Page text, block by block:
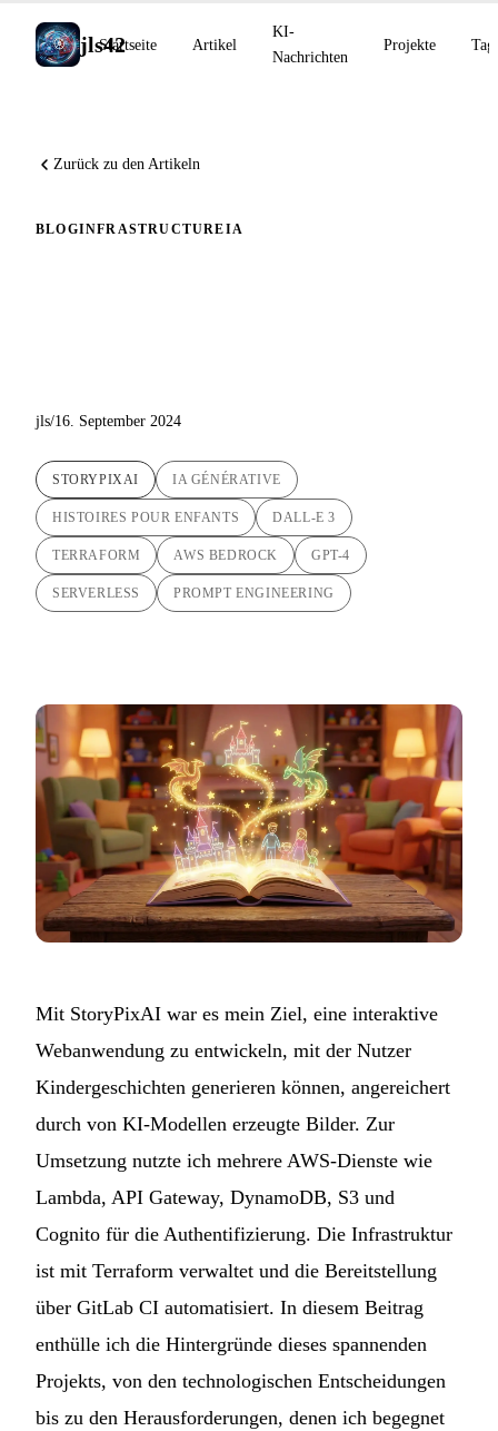
jls42
Startseite Artikel
KI-
Nachrichten
Projekte
Zurück zu den Artikeln
BLOGINFRASTRUCTUREIA
jls/16. September 2024
STORYPIXAI IA GÉNÉRATIVE
HISTOIRES POUR ENFANTS DALL-E 3
TERRAFORM AWS BEDROCK GPT-4
SERVERLESS PROMPT ENGINEERING
Mit StoryPixAI war es mein Ziel, eine interaktive
Webanwendung zu entwickeln, mit der Nutzer
Kindergeschichten generieren können, angereichert
durch von KI-Modellen erzeugte Bilder. Zur
Umsetzung nutzte ich mehrere AWS-Dienste wie
Lambda, API Gateway, DynamoDB, S3 und
Cognito für die Authentifizierung. Die Infrastruktur
ist mit Terraform verwaltet und die Bereitstellung
über GitLab CI automatisiert. In diesem Beitrag
enthülle ich die Hintergründe dieses spannenden
Projekts, von den technologischen Entscheidungen
bis zu den Herausforderungen, denen ich begegnet